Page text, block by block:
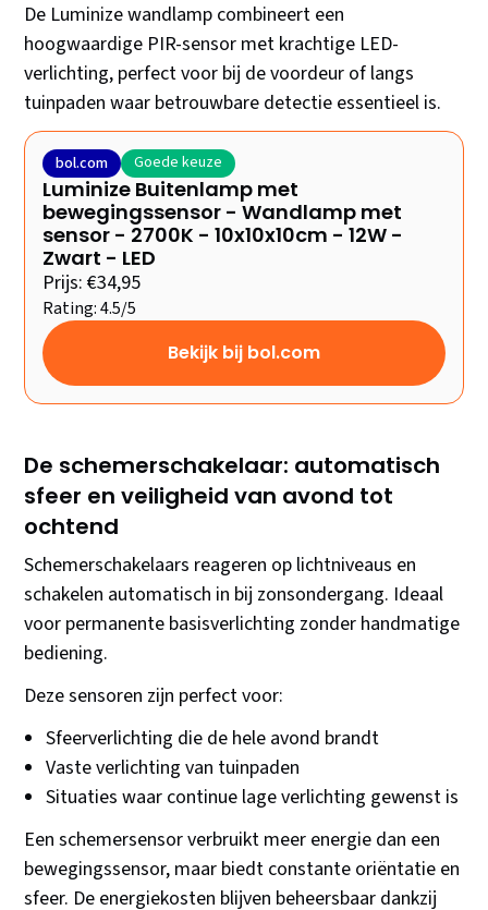
De Luminize wandlamp combineert een
hoogwaardige PIR-sensor met krachtige LED-
verlichting, perfect voor bij de voordeur of langs
tuinpaden waar betrouwbare detectie essentieel is.
bol.com Goede keuze
Luminize Buitenlamp met
bewegingssensor - Wandlamp met
sensor - 2700K - 10x10x10cm - 12W -
Zwart - LED
Prijs: €34,95
Rating: 4.5/5
Bekijk bij bol.com
De schemerschakelaar: automatisch
sfeer en veiligheid van avond tot
ochtend
Schemerschakelaars reageren op lichtniveaus en
schakelen automatisch in bij zonsondergang. Ideaal
voor permanente basisverlichting zonder handmatige
bediening.
Deze sensoren zijn perfect voor:
Sfeerverlichting die de hele avond brandt
Vaste verlichting van tuinpaden
Situaties waar continue lage verlichting gewenst is
Een schemersensor verbruikt meer energie dan een
bewegingssensor, maar biedt constante oriëntatie en
sfeer. De energiekosten blijven beheersbaar dankzij